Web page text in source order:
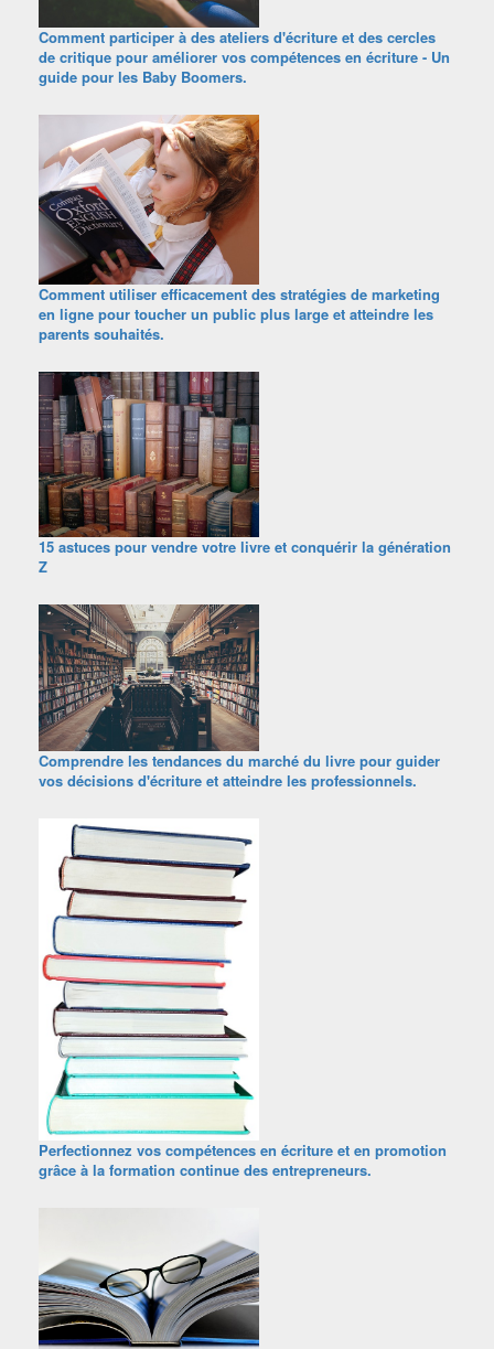
Comment participer à des ateliers d'écriture et des cercles
de critique pour améliorer vos compétences en écriture - Un
guide pour les Baby Boomers.
Comment utiliser efficacement des stratégies de marketing
en ligne pour toucher un public plus large et atteindre les
parents souhaités.
15 astuces pour vendre votre livre et conquérir la génération
Z
Comprendre les tendances du marché du livre pour guider
vos décisions d'écriture et atteindre les professionnels.
Perfectionnez vos compétences en écriture et en promotion
grâce à la formation continue des entrepreneurs.